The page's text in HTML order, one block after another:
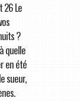
26 Le
?
quelle
en été
sueur,